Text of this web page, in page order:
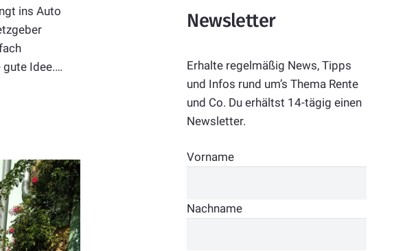
ins Auto
gute Idee.…
Newsletter
Erhalte regelmäßig News, Tipps
und Infos rund um’s Thema Rente
und Co. Du erhältst 14-tägig einen
Newsletter.
Vorname
Nachname